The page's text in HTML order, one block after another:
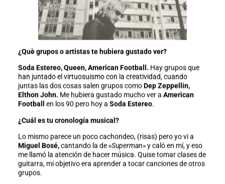
¿Què grupos o artistas te hubiera gustado ver?
Soda Estereo, Queen, American Football. Hay grupos que
han juntado el virtuosuismo con la creatividad, cuando
juntas las dos cosas salen grupos comoDep Zeppellin,
Elthon John. Me hubiera gustado mucho ver a American
Football en los 90 pero hoy a Soda Estereo.
¿Cuál es tu cronología musical?
Lo mismo parece un poco cachondeo, (risas) pero yo vi a
Miguel Bosé,cantando la de«Superman»y caló en mí, y eso
me llamó la atención de hacer música. Quise tomar clases de
guitarra, mi objetivo era aprender a tocar canciones de otros
grupos.